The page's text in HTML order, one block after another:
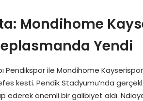
Mondihome
Yendi
Pendikspor ile Mondihome
kesti. Pendik Stadyumu’nda
ederek önemli bir galibiyet aldı.